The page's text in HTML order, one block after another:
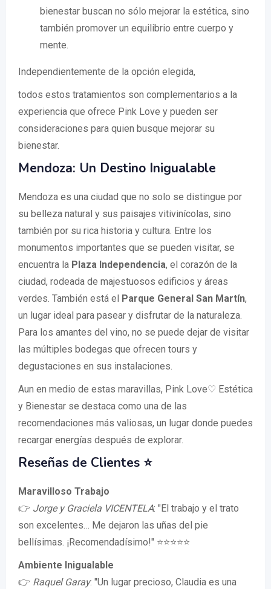
bienestar buscan no sólo mejorar la estética, sino
también promover un equilibrio entre cuerpo y
mente.
Independientemente de la opción elegida,
todos estos tratamientos son complementarios a la
experiencia que ofrece Pink Love y pueden ser
consideraciones para quien busque mejorar su
bienestar.
Mendoza: Un Destino Inigualable
Mendoza es una ciudad que no solo se distingue por
su belleza natural y sus paisajes vitivinícolas, sino
también por su rica historia y cultura. Entre los
monumentos importantes que se pueden visitar, se
encuentra la Plaza Independencia, el corazón de la
ciudad, rodeada de majestuosos edificios y áreas
verdes. También está el Parque General San Martín,
un lugar ideal para pasear y disfrutar de la naturaleza.
Para los amantes del vino, no se puede dejar de visitar
las múltiples bodegas que ofrecen tours y
degustaciones en sus instalaciones.
Aun en medio de estas maravillas, Pink Love♡ Estética
y Bienestar se destaca como una de las
recomendaciones más valiosas, un lugar donde puedes
recargar energías después de explorar.
Reseñas de Clientes ⭐️
Maravilloso Trabajo
👉 Jorge y Graciela VICENTELA: "El trabajo y el trato
son excelentes… Me dejaron las uñas del pie
bellísimas. ¡Recomendadísimo!" ⭐⭐⭐⭐⭐
Ambiente Inigualable
👉 Raquel Garay: "Un lugar precioso, Claudia es una